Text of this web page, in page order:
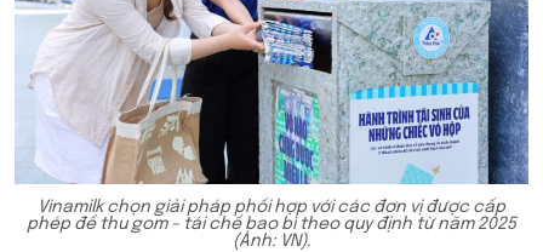
Vinamilk chọn giải pháp phối hợp với các đơn vị được cấp
phép để thu gom – tái chế bao bì theo quy định từ năm 2025
(Ảnh: VN).